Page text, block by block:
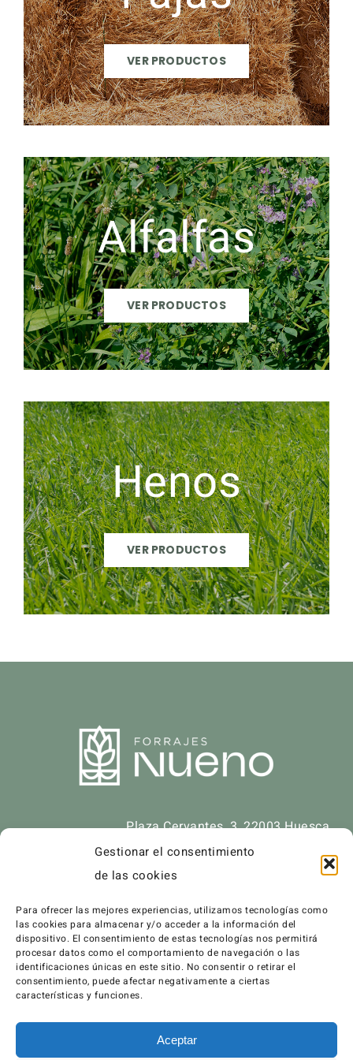
Gestionar el consentimiento
de las cookies
Para ofrecer las mejores experiencias, utilizamos tecnologías como
las cookies para almacenar y/o acceder a la información del
dispositivo. El consentimiento de estas tecnologías nos permitirá
procesar datos como el comportamiento de navegación o las
identificaciones únicas en este sitio. No consentir o retirar el
consentimiento, puede afectar negativamente a ciertas
características y funciones.
Aceptar
VER PRODUCTOS
Alfalfas
VER PRODUCTOS
Henos
VER PRODUCTOS
Plaza Cervantes, 3, 22003 Huesca
974 232 061
info@forrajesnueno.com
Esta web está financiada por la Unión Europea – Next